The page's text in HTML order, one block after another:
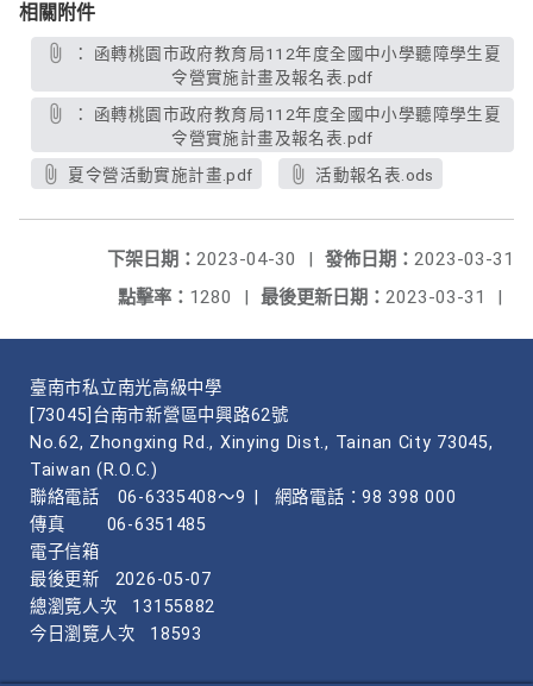
相關附件
令營實施計畫及報名表.pdf
令營實施計畫及報名表.pdf
夏令營活動實施計畫.pdf
活動報名表.ods
發佈日期： 2023-03-31
下架日期： 2023-04-30
|
最後更新日期： 2023-03-31 |
點擊率： 1280 |
臺南市私立南光高級中學
[73045]台南市新營區中興路62號
No.62, Zhongxing Rd., Xinying Dist., Tainan City 73045,
Taiwan (R.O.C.)
聯絡電話
06-6335408～9
網路電話：98 398 000
傳真
06-6351485
電子信箱
最後更新
2026-05-07
總瀏覽人次
13155882
今日瀏覽人次
18593